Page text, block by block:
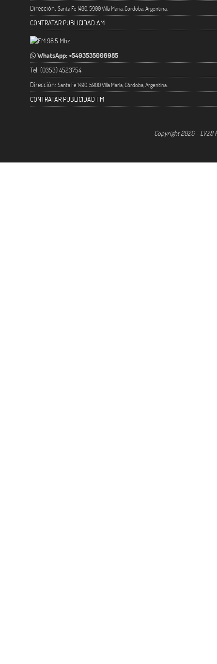
Dirección: Santa Fe 1490. 5900 Villa María, Córdoba, Argentina.
CONTRATAR PUBLICIDAD AM
WhatsApp: +5493535006985
Tel: (0353) 4523754
Dirección: Santa Fe 1490. 5900 Villa María, Córdoba, Argentina.
CONTRATAR PUBLICIDAD FM
Copyright 2026 - LV28